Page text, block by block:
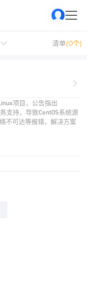
清单(0个)
项目，公告指出
支持，导致CentOS系统源
不可达等报错，解决方案